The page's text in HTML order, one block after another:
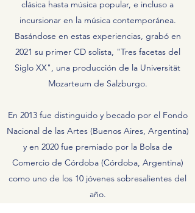
clásica hasta música popular, e incluso a
incursionar en la música contemporánea.
Basándose en estas experiencias, grabó en
2021 su primer CD solista, "Tres facetas del
Siglo XX", una producción de la Universität
Mozarteum de Salzburgo.
En 2013 fue distinguido y becado por el Fondo
Nacional de las Artes (Buenos Aires, Argentina)
y en 2020 fue premiado por la Bolsa de
Comercio de Córdoba (Córdoba, Argentina)
como uno de los 10 jóvenes sobresalientes del
año.